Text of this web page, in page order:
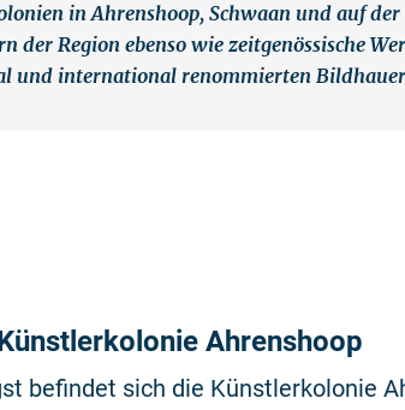
in Ahrenshoop, Schwaan und auf der
der Region ebenso wie zeitgenössische
und international renommierten
Ahrenshoop
befindet sich die Künstlerkolonie